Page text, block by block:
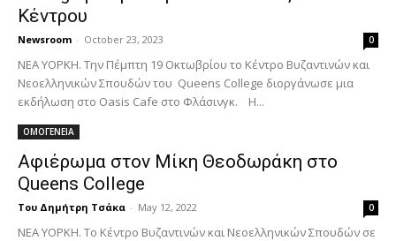
Κέντρου
Newsroom - October 23, 2023 0
ΝΕΑ ΥΟΡΚΗ. Την Πέμπτη 19 Οκτωβρίου το Κέντρο Βυζαντινών και
Νεοελληνικών Σπουδών του Queens College διοργάνωσε μια
εκδήλωση στο Oasis Cafe στο Φλάσινγκ. Η...
ΟΜΟΓΕΝΕΙΑ
Αφιέρωμα στον Μίκη Θεοδωράκη στο
Queens College
Του Δημήτρη Τσάκα - May 12, 2022 0
ΝΕΑ ΥΟΡΚΗ. Το Κέντρο Βυζαντινών και Νεοελληνικών Σπουδών σε